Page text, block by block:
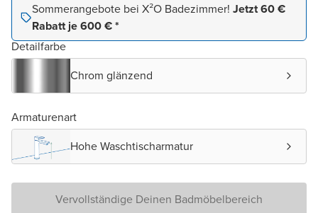
Sommerangebote bei X²O Badezimmer! Jetzt 60 €
Rabatt je 600 € *
Detailfarbe
Chrom glänzend
Armaturenart
Hohe Waschtischarmatur
Vervollständige Deinen Badmöbelbereich